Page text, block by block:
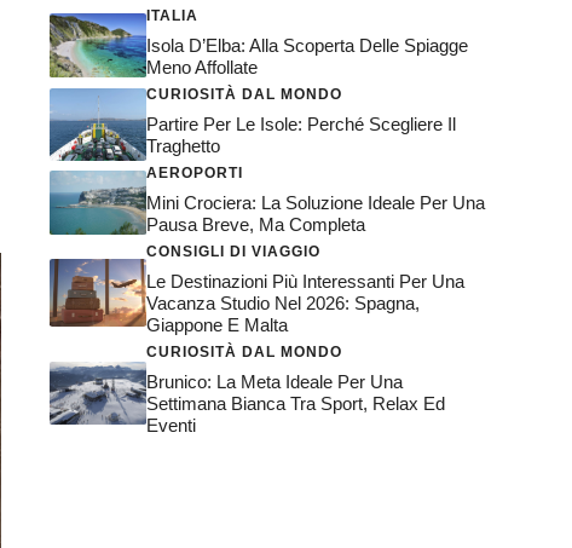
ITALIA
Isola D’Elba: Alla Scoperta Delle Spiagge
Meno Affollate
CURIOSITÀ DAL MONDO
Partire Per Le Isole: Perché Scegliere Il
Traghetto
AEROPORTI
Mini Crociera: La Soluzione Ideale Per Una
Pausa Breve, Ma Completa
CONSIGLI DI VIAGGIO
Le Destinazioni Più Interessanti Per Una
Vacanza Studio Nel 2026: Spagna,
Giappone E Malta
CURIOSITÀ DAL MONDO
Brunico: La Meta Ideale Per Una
Settimana Bianca Tra Sport, Relax Ed
Eventi